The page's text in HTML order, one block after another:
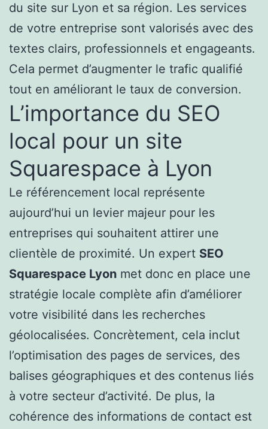
du site sur Lyon et sa région. Les services
de votre entreprise sont valorisés avec des
textes clairs, professionnels et engageants.
Cela permet d’augmenter le trafic qualifié
tout en améliorant le taux de conversion.
L’importance du SEO
local pour un site
Squarespace à Lyon
Le référencement local représente
aujourd’hui un levier majeur pour les
entreprises qui souhaitent attirer une
clientèle de proximité. Un expert SEO
Squarespace Lyon met donc en place une
stratégie locale complète afin d’améliorer
votre visibilité dans les recherches
géolocalisées. Concrètement, cela inclut
l’optimisation des pages de services, des
balises géographiques et des contenus liés
à votre secteur d’activité. De plus, la
cohérence des informations de contact est